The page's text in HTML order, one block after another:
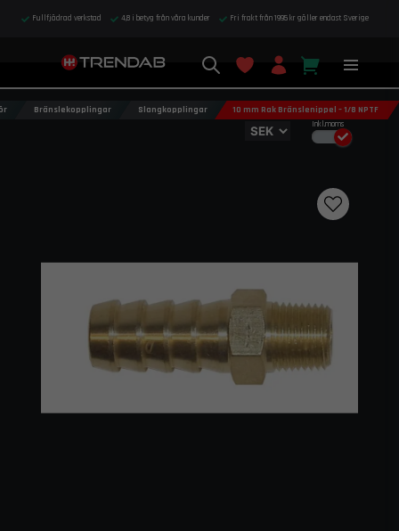
Fullfjädrad verkstad 4,8 i betyg från våra kunder Fri frakt från 1995 kr gäller endast Sverige
Inkl.moms
Bränslekopplingar Slangkopplingar 10 mm Rak Bränslenippel – 1/8 NPTF